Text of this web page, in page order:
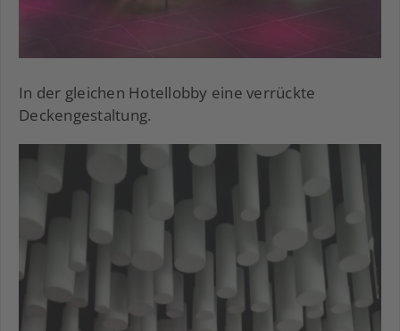
In der gleichen Hotellobby eine verrückte
Deckengestaltung.